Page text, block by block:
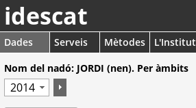
idescat
Dades Serveis Mètodes
L'Institut
Nom del nadó: JORDI (nen). Per àmbits